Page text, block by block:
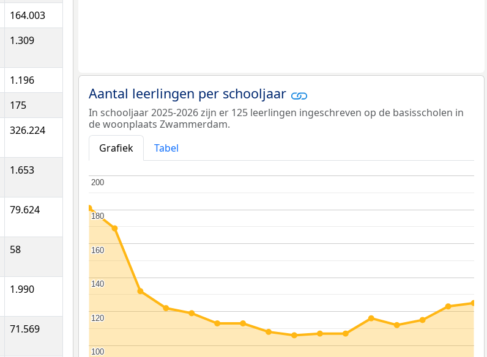
164.003
1.309
1.196
175
326.224
1.653
79.624
58
1.990
71.569
Aantal leerlingen per schooljaar
In schooljaar 2025-2026 zijn er 125 leerlingen ingeschreven op de basisscholen in
de woonplaats Zwammerdam.
Grafiek
Tabel
100
100
120
120
140
140
160
160
180
180
200
200